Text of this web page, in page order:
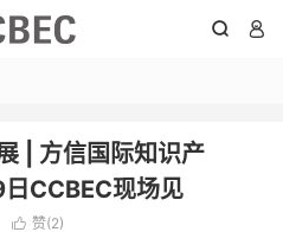
 
| 方信国际知识产
CCBEC现场见
 赞(2)